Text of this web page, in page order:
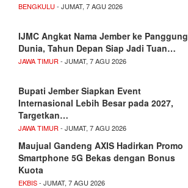
BENGKULU - JUMAT, 7 AGU 2026
IJMC Angkat Nama Jember ke Panggung
Dunia, Tahun Depan Siap Jadi Tuan…
JAWA TIMUR - JUMAT, 7 AGU 2026
Bupati Jember Siapkan Event
Internasional Lebih Besar pada 2027,
Targetkan…
JAWA TIMUR - JUMAT, 7 AGU 2026
Maujual Gandeng AXIS Hadirkan Promo
Smartphone 5G Bekas dengan Bonus
Kuota
EKBIS- JUMAT, 7 AGU 2026